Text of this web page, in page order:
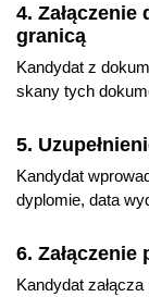
4.
granicą
Kandydat z
skany tych
5.
Kandydat
dyplomie, data
6.
Kandydat